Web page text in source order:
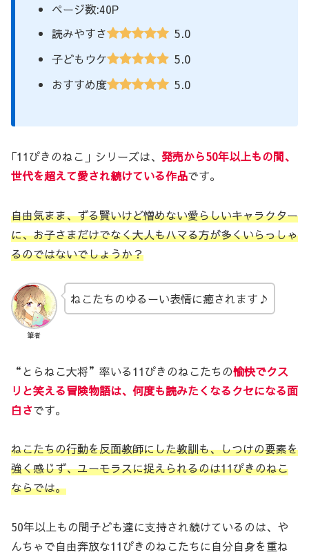
ページ数:40P
読みやすさ
5.0
子どもウケ 5.0
おすすめ度 5.0
｢11ぴきのねこ」シリーズは、 発売から50年以上もの間、
世代を超えて愛され続けている作品です。
自由気まま、ずる賢いけど憎めない愛らしいキャラクター
に、お子さまだけでなく大人もハマる方が多くいらっしゃ
るのではないでしょうか？
筆者
ねこたちのゆるーい表情に癒されます♪
“とらねこ大将”率いる11ぴきのねこたちの愉快でクス
リと笑える冒険物語は、何度も読みたくなるクセになる面
白さです。
ねこたちの行動を反面教師にした教訓も、しつけの要素を
強く感じず、ユーモラスに捉えられるのは11ぴきのねこ
ならでは。
50年以上もの間子ども達に支持され続けているのは、や
んちゃで自由奔放な11ぴきのねこたちに自分自身を重ね